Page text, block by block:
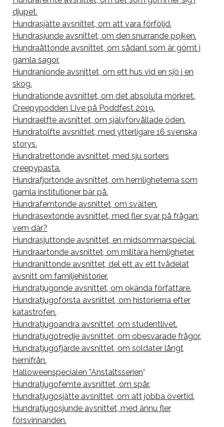
djupet.
Hundrasjätte avsnittet, om att vara förföljd.
Hundrasjunde avsnittet, om den snurrande pojken.
Hundraåttonde avsnittet, om sådant som är gömt i
gamla sagor.
Hundranionde avsnittet, om ett hus vid en sjö i en
skog.
Hundrationde avsnittet, om det absoluta mörkret.
Creepypodden Live på Poddfest 2019.
Hundraelfte avsnittet, om självförvållade öden.
Hundratolfte avsnittet, med ytterligare 16 svenska
storys.
Hundratrettonde avsnittet, med sju sorters
creepypasta.
Hundrafjortonde avsnittet, om hemligheterna som
gamla institutioner bär på.
Hundrafemtonde avsnittet, om svälten.
Hundrasextonde avsnittet, med fler svar på frågan:
vem där?
Hundrasjuttonde avsnittet, en midsommarspecial.
Hundraartonde avsnittet, om militära hemligheter.
Hundranittonde avsnittet, del ett av ett tvådelat
avsnitt om familjehistorier.
Hundratjugonde avsnittet, om okända författare.
Hundratjugoförsta avsnittet, om historierna efter
katastrofen.
Hundratjugoandra avsnittet, om studentlivet.
Hundratjugotredje avsnittet, om obesvarade frågor.
Hundratjugofjärde avsnittet, om soldater långt
hemifrån.
Halloweenspecialen ”Anstaltsserien”
Hundratjugofemte avsnittet, om spår.
Hundratjugosjätte avsnittet, om att jobba övertid.
Hundratjugosjunde avsnittet, med ännu fler
försvinnanden.